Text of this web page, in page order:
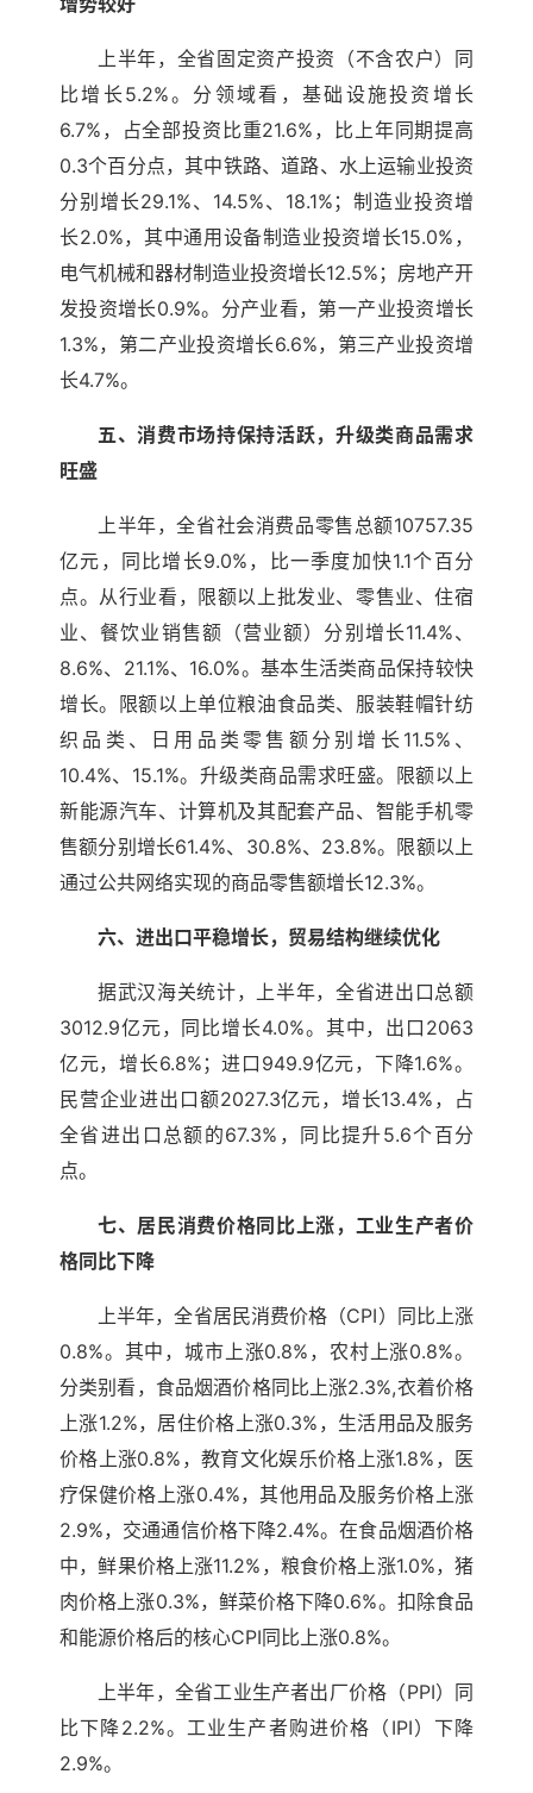
上半年，全省固定资产投资（不含农户）同
比增长5.2%。分领域看，基础设施投资增长
6.7%，占全部投资比重21.6%，比上年同期提高
0.3个百分点，其中铁路、道路、水上运输业投资
分别增长29.1%、14.5%、18.1%；制造业投资增
长2.0%，其中通用设备制造业投资增长15.0%，
电气机械和器材制造业投资增长12.5%；房地产开
发投资增长0.9%。分产业看，第一产业投资增长
1.3%，第二产业投资增长6.6%，第三产业投资增
长4.7%。
五、消费市场持保持活跃，升级类商品需求
旺盛
上半年，全省社会消费品零售总额10757.35
亿元，同比增长9.0%，比一季度加快1.1个百分
点。从行业看，限额以上批发业、零售业、住宿
业、餐饮业销售额（营业额）分别增长11.4%、
8.6%、21.1%、16.0%。基本生活类商品保持较快
增长。限额以上单位粮油食品类、服装鞋帽针纺
织品类、日用品类零售额分别增长11.5%、
10.4%、15.1%。升级类商品需求旺盛。限额以上
新能源汽车、计算机及其配套产品、智能手机零
售额分别增长61.4%、30.8%、23.8%。限额以上
通过公共网络实现的商品零售额增长12.3%。
六、进出口平稳增长，贸易结构继续优化
据武汉海关统计，上半年，全省进出口总额
3012.9亿元，同比增长4.0%。其中，出口2063
亿元，增长6.8%；进口949.9亿元，下降1.6%。
民营企业进出口额2027.3亿元，增长13.4%，占
全省进出口总额的67.3%，同比提升5.6个百分
点。
七、居民消费价格同比上涨，工业生产者价
格同比下降
上半年，全省居民消费价格（CPI）同比上涨
0.8%。其中，城市上涨0.8%，农村上涨0.8%。
分类别看，食品烟酒价格同比上涨2.3%,衣着价格
上涨1.2%，居住价格上涨0.3%，生活用品及服务
价格上涨0.8%，教育文化娱乐价格上涨1.8%，医
疗保健价格上涨0.4%，其他用品及服务价格上涨
2.9%，交通通信价格下降2.4%。在食品烟酒价格
中，鲜果价格上涨11.2%，粮食价格上涨1.0%，猪
肉价格上涨0.3%，鲜菜价格下降0.6%。扣除食品
和能源价格后的核心CPI同比上涨0.8%。
上半年，全省工业生产者出厂价格（PPI）同
比下降2.2%。工业生产者购进价格（IPI）下降
2.9%。